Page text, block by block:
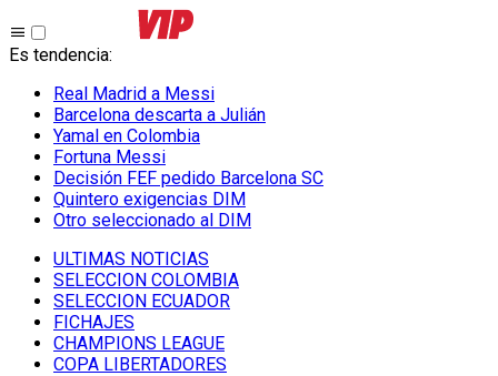
Es tendencia:
Real Madrid a Messi
Barcelona descarta a Julián
Yamal en Colombia
Fortuna Messi
Decisión FEF pedido Barcelona SC
Quintero exigencias DIM
Otro seleccionado al DIM
ULTIMAS NOTICIAS
SELECCION COLOMBIA
SELECCION ECUADOR
FICHAJES
CHAMPIONS LEAGUE
COPA LIBERTADORES